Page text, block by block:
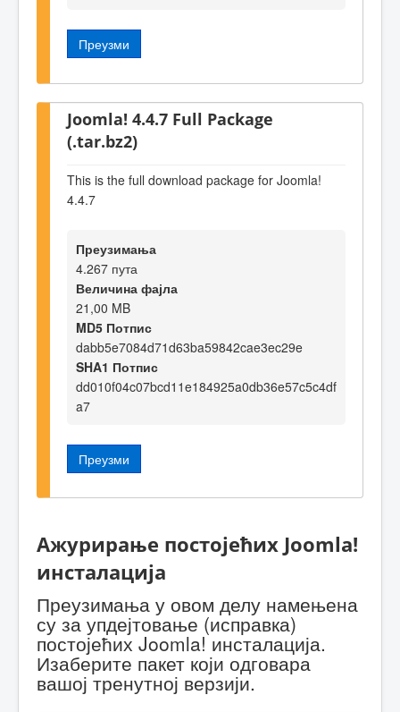
Преузми
Joomla! 4.4.7 Full Package
(.tar.bz2)
This is the full download package for Joomla!
4.4.7
Преузимања
4.267 пута
Величина фајла
21,00 MB
MD5 Потпис
dabb5e7084d71d63ba59842cae3ec29e
SHA1 Потпис
dd010f04c07bcd11e184925a0db36e57c5c4df
a7
Преузми
Ажурирање постојећих Joomla!
инсталација
Преузимања у овом делу намењена
су за упдејтовање (исправка)
постојећих Joomla! инсталација.
Изаберите пакет који одговара
вашој тренутној верзији.